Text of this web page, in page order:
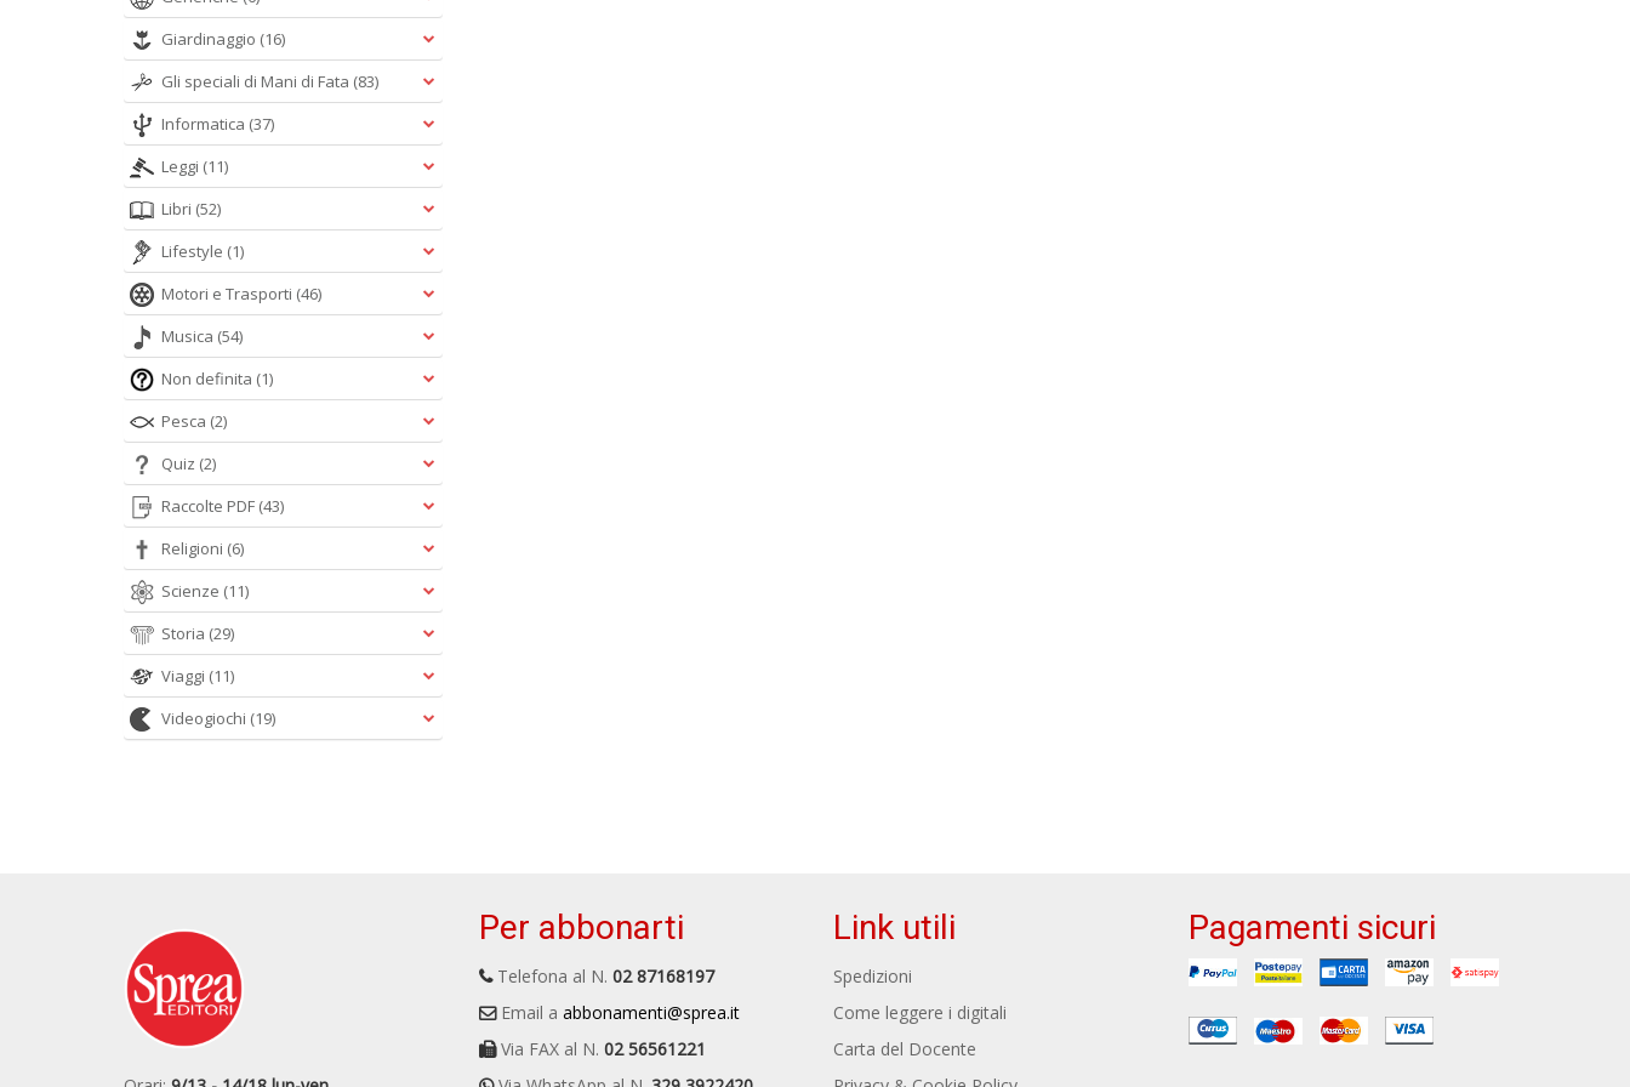
Giardinaggio (16)
Gli speciali di Mani di Fata (83)
Informatica (37)
Leggi (11)
Libri (52)
Lifestyle (1)
Motori e Trasporti (46)
Musica (54)
Non definita (1)
Pesca (2)
Quiz (2)
Raccolte PDF (43)
Religioni (6)
Scienze (11)
Storia (29)
Viaggi (11)
Videogiochi (19)
Per abbonarti
Telefona al N. 02 87168197
Email a abbonamenti@sprea.it
Via FAX al N. 02 56561221
Link utili
Spedizioni
Come leggere i digitali
Carta del Docente
Pagamenti sicuri